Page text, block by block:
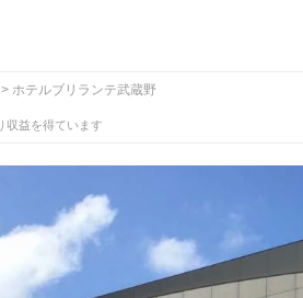
ホテルブリランテ武蔵野
収益を得ています